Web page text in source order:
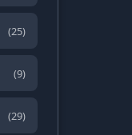
(25)
(9)
(29)